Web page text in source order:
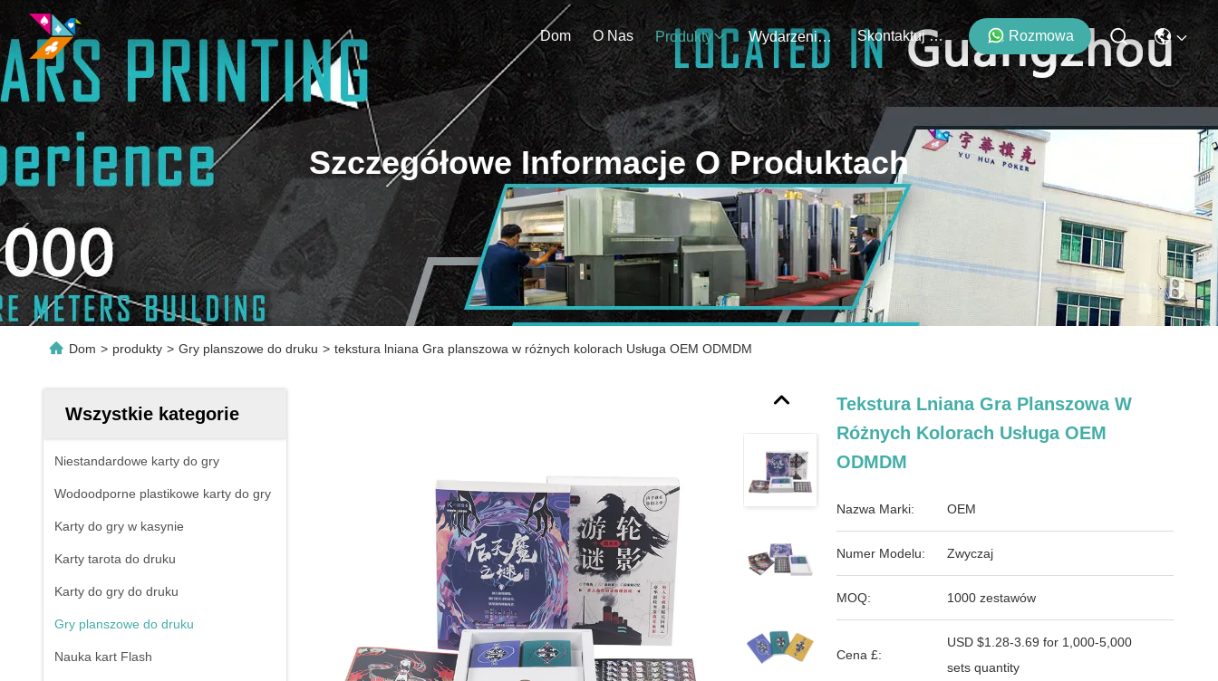
Dom O Nas Produkty Wydarzenia Skontaktuj Się Z Nami Rozmowa
Szczegółowe Informacje O Produktach
Dom > produkty > Gry planszowe do druku > tekstura lniana Gra planszowa w różnych kolorach Usługa OEM ODMDM
Wszystkie kategorie
Niestandardowe karty do gry
Wodoodporne plastikowe karty do gry
Karty do gry w kasynie
Karty tarota do druku
Karty do gry do druku
Gry planszowe do druku
Nauka kart Flash
Tekstura Lniana Gra Planszowa W
Różnych Kolorach Usługa OEM
ODMDM
Nazwa Marki: OEM
Numer Modelu: Zwyczaj
MOQ: 1000 zestawów
Cena £:
USD $1.28-3.69 for 1,000-5,000
sets quantity